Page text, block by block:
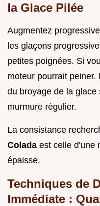
la Glace Pilée
Augmentez
les glaçons
petites poignées. Si
moteur pourrait
du broyage de la glace
murmure régulier.
La consistance
Colada est celle d'une
épaisse.
Techniques de
Immédiate :